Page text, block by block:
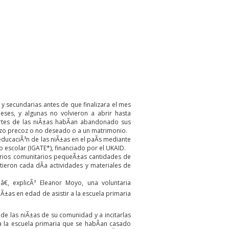
secundarias antes de que finalizara el mes
y algunas no volvieron a abrir hasta
de las niÃ±as habÃ­an abandonado sus
precoz o no deseado o a un matrimonio.
de las niÃ±as en el paÃ­s mediante
escolar (IGATE*), financiado por el UKAID.
comunitarios pequeÃ±as cantidades de
cada dÃ­a actividades y materiales de
explicÃ³ Eleanor Moyo, una voluntaria
en edad de asistir a la escuela primaria
las niÃ±as de su comunidad y a incitarlas
escuela primaria que se habÃ­an casado